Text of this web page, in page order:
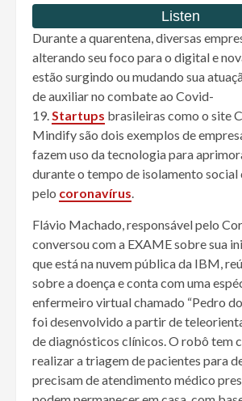
Durante a quarentena, diversas
alterando seu foco para o digital e
estão surgindo ou mudando sua
de auxiliar no combate ao Covid-
19.Startups brasileiras como o site
Mindify são dois exemplos de
fazem uso da tecnologia para
durante o tempo de isolamento social
pelo coronavírus.
Flávio Machado, responsável pelo
conversou com a EXAME sobre sua
que está na nuvem pública da IBM,
sobre a doença e conta com uma
enfermeiro virtual chamado “Pedro
foi desenvolvido a partir de
de diagnósticos clínicos. O robô tem
realizar a triagem de pacientes para
precisam de atendimento médico